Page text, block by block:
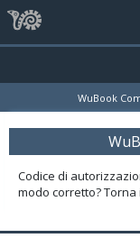
WuBook
Codice di
modo corretto?